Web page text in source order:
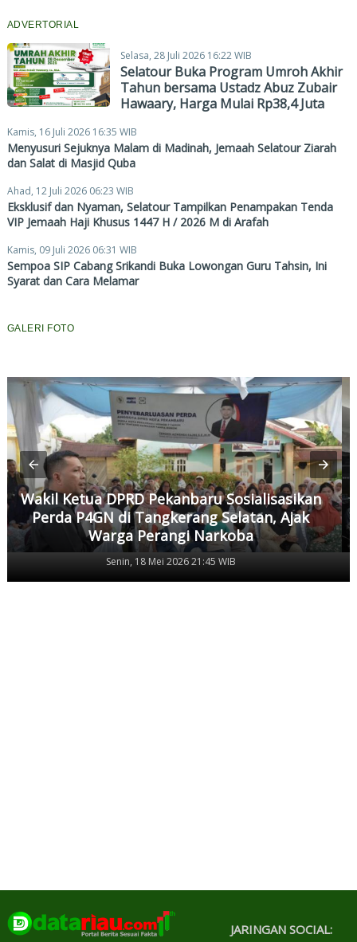
ADVERTORIAL
Selasa, 28 Juli 2026 16:22 WIB
Selatour Buka Program Umroh Akhir
Tahun bersama Ustadz Abuz Zubair
Hawaary, Harga Mulai Rp38,4 Juta
Kamis, 16 Juli 2026 16:35 WIB
Menyusuri Sejuknya Malam di Madinah, Jemaah Selatour Ziarah
dan Salat di Masjid Quba
Ahad, 12 Juli 2026 06:23 WIB
Eksklusif dan Nyaman, Selatour Tampilkan Penampakan Tenda
VIP Jemaah Haji Khusus 1447 H / 2026 M di Arafah
Kamis, 09 Juli 2026 06:31 WIB
Sempoa SIP Cabang Srikandi Buka Lowongan Guru Tahsin, Ini
Syarat dan Cara Melamar
GALERI FOTO
Wakil Ketua DPRD Pekanbaru Sosialisasikan
Perda P4GN di Tangkerang Selatan, Ajak
Warga Perangi Narkoba
Senin, 18 Mei 2026 21:45 WIB
JARINGAN SOCIAL: